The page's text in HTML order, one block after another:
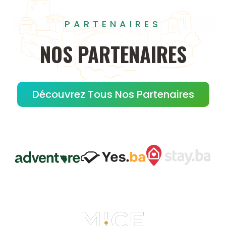
PARTENAIRES
NOS PARTENAIRES
Découvrez Tous Nos Partenaires